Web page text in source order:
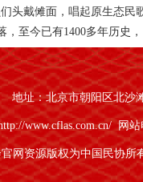
头戴傩面，唱起原生态
，至今已有1400多年历史
是《小黑猫》 。西苏旗乌
喜爱。曾多次到北京、上
台。
是《唢呐独奏》《北京有
有个金太阳》等精彩木偶
地址：北京市朝阳区北沙
www.cflas.com.cn/网站
网资源版权为中国民协